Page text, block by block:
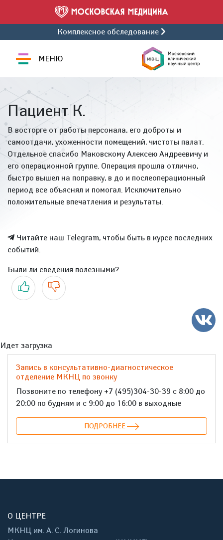
Комплексное обследование
МЕНЮ
Пациент К.
В восторге от работы персонала, его доброты и
самоотдачи, ухоженности помещений, чистоты палат.
Отдельное спасибо Маковскому Алексею Андреевичу и
его операционной группе. Операция прошла отлично,
быстро вышел на поправку, в до и послеоперационный
период все объяснял и помогал. Исключительно
положительные впечатления и результаты.
Читайте наш Telegram, чтобы быть в курсе последних
событий.
Были ли сведения полезными?
Да Нет
Идет загрузка
Запись в консультативно-диагностическое
отделение МКНЦ по звонку
Позвоните по телефону +7 (495)304-30-39 с 8:00 до
20:00 по будням и с 9:00 до 16:00 в выходные
ПОДРОБНЕЕ
О ЦЕНТРЕ
МКНЦ им. А. С. Логинова